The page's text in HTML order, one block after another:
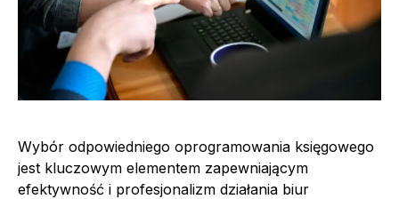
Wybór odpowiedniego oprogramowania księgowego
jest kluczowym elementem zapewniającym
efektywność i profesjonalizm działania biur